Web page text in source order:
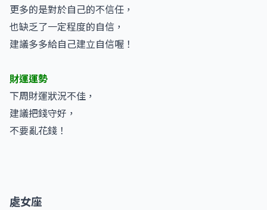
更多的是對於自己的不信任，
也缺乏了一定程度的自信，
建議多多給自己建立自信喔！
財運運勢
下周財運狀況不佳，
建議把錢守好，
不要亂花錢！
處女座